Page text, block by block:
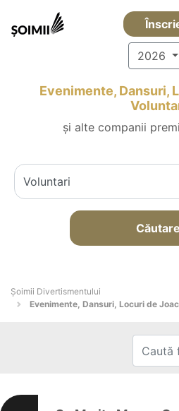
2026
Evenimente, Dansuri,
și alte companii
Căutare
Şoimii Divertismentului
Evenimente, Dansuri, Locuri de